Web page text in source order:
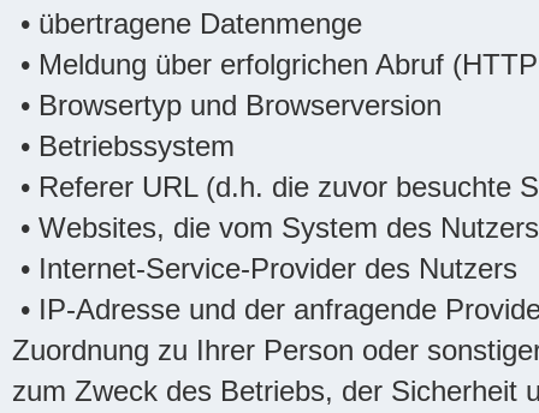
• übertragene Datenmenge
• Meldung über erfolgrichen Abruf
• Browsertyp und Browserversion
• Betriebssystem
• Referer URL (d.h. die zuvor besuchte
• Websites, die vom System des
• Internet-Service-Provider des Nutzers
• IP-Adresse und der anfragende
Zuordnung zu Ihrer Person oder
zum Zweck des Betriebs, der Sicherheit